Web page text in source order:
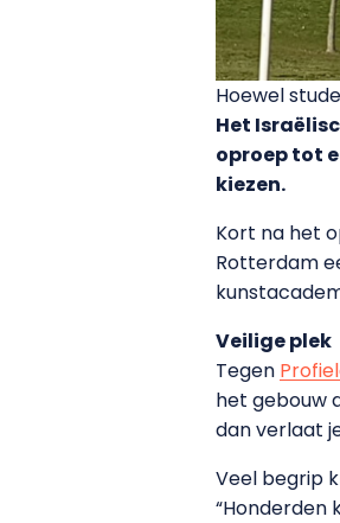
Hoewel
Het
oproep tot
kiezen.
Kort na het
Rotterdam
Veilige plek
Tegen
het gebouw
dan verlaat
Veel begrip
“Honderden